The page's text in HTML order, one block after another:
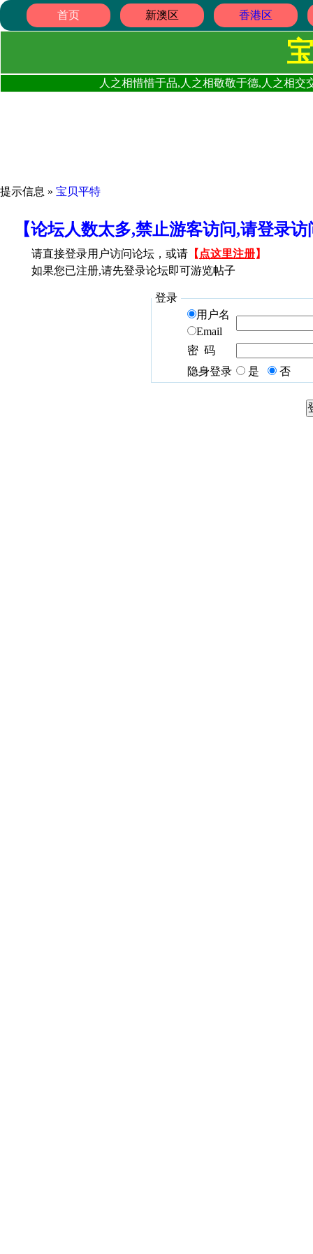
首页 新澳区 香港区
人之相惜惜于品,人之相敬敬于德,人之相
提示信息 » 宝贝平特
【论坛人数太多,禁止游客访问,请登录
请直接登录用户访问论坛，或请 【 点这里注册】
如果您已注册,请先登录论坛即可游览帖子
登录
用户名
Email
密 码
隐身登录
是 否